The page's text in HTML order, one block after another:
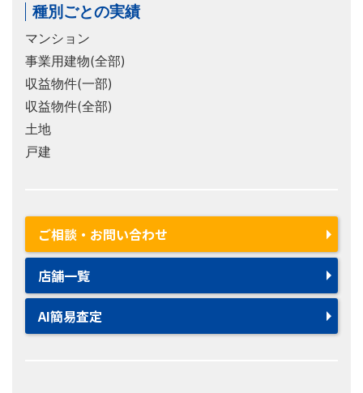
種別ごとの実績
マンション
事業用建物(全部)
収益物件(一部)
収益物件(全部)
土地
戸建
ご相談・お問い合わせ
店舗一覧
AI簡易査定